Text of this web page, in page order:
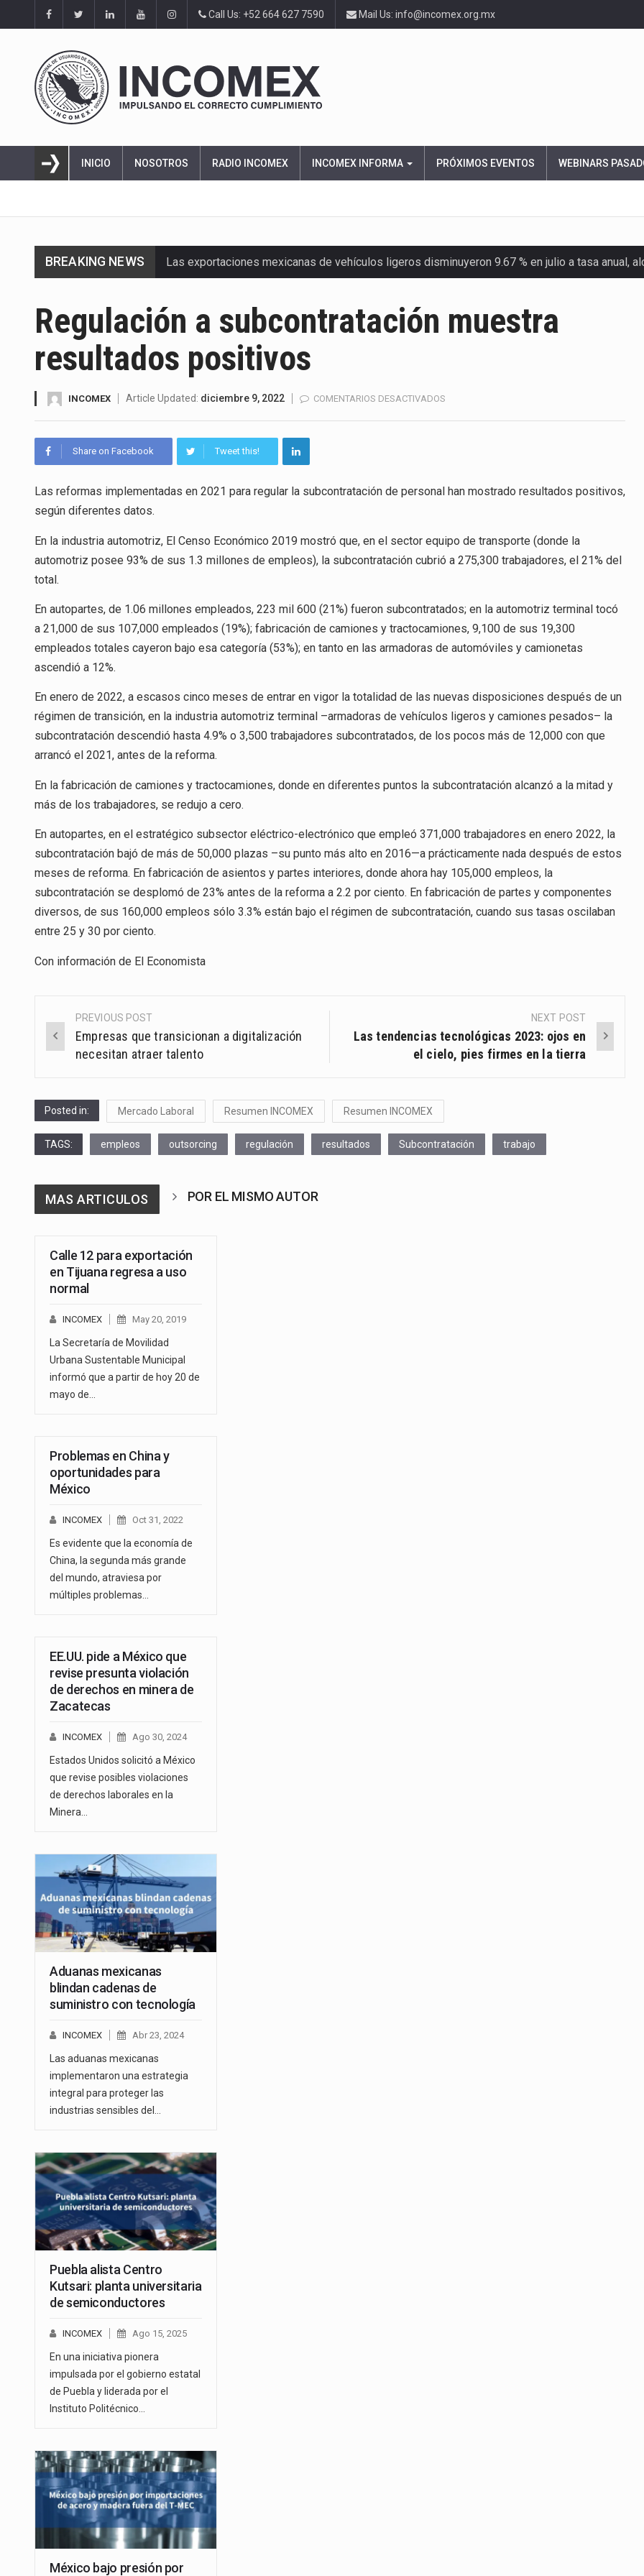
Call Us: +52 664 627 7590 Mail Us: info@incomex.org.mx
INICIO NOSOTROS RADIO INCOMEX INCOMEX INFORMA PRÓXIMOS EVENTOS WEBINARS
BREAKING NEWS Las exportaciones mexicanas de vehículos ligeros disminuyeron 9.67 % en julio a tasa anual,
La Coalition for a Prosperous America (CPA) solicitó al gobierno de Estados Unidos mantener
Solo el 17.8 % de las empresas en México se considera totalmente preparada para la…
Ante la suspensión temporal de las inspecciones sanitarias del Departamento de Agricultura
Los créditos fiscales determinados a empresas IMMEX rara vez nacen de una interpretación
La industria automotriz mexicana concentra más de la mitad de las quejas bajo el Mecanismo…
La inversión fija bruta en México registró un aumento de 1.1% interanual en mayo de…
El Departamento de Agricultura de Estados Unidos (USDA) suspendió el 5 de agosto de 2026…
Regulación a subcontratación muestra
resultados positivos
INCOMEX Article Updated: diciembre 9, 2022 COMENTARIOS DESACTIVADOS
POSITIVOS
Share on Facebook Tweet this!
Las reformas implementadas en 2021 para regular la subcontratación de personal han mostrado resultados positivos,
según diferentes datos.
En la industria automotriz, El Censo Económico 2019 mostró que, en el sector equipo de transporte (donde la
automotriz posee 93% de sus 1.3 millones de empleos), la subcontratación cubrió a 275,300 trabajadores, el 21% del
total.
En autopartes, de 1.06 millones empleados, 223 mil 600 (21%) fueron subcontratados; en la automotriz terminal tocó
a 21,000 de sus 107,000 empleados (19%); fabricación de camiones y tractocamiones, 9,100 de sus 19,300
empleados totales cayeron bajo esa categoría (53%); en tanto en las armadoras de automóviles y camionetas
ascendió a 12%.
En enero de 2022, a escasos cinco meses de entrar en vigor la totalidad de las nuevas disposiciones después de un
régimen de transición, en la industria automotriz terminal –armadoras de vehículos ligeros y camiones pesados– la
subcontratación descendió hasta 4.9% o 3,500 trabajadores subcontratados, de los pocos más de 12,000 con que
arrancó el 2021, antes de la reforma.
En la fabricación de camiones y tractocamiones, donde en diferentes puntos la subcontratación alcanzó a la mitad y
más de los trabajadores, se redujo a cero.
En autopartes, en el estratégico subsector eléctrico-electrónico que empleó 371,000 trabajadores en enero 2022, la
subcontratación bajó de más de 50,000 plazas –su punto más alto en 2016—a prácticamente nada después de estos
meses de reforma. En fabricación de asientos y partes interiores, donde ahora hay 105,000 empleos, la
subcontratación se desplomó de 23% antes de la reforma a 2.2 por ciento. En fabricación de partes y componentes
diversos, de sus 160,000 empleos sólo 3.3% están bajo el régimen de subcontratación, cuando sus tasas oscilaban
entre 25 y 30 por ciento.
Con información de El Economista
Post
navigation
PREVIOUS POST
Empresas que transicionan a digitalización
necesitan atraer talento
NEXT POST
Las tendencias tecnológicas 2023: ojos en
el cielo, pies firmes en la tierra
Posted in: Mercado Laboral Resumen INCOMEX Resumen INCOMEX
TAGS: empleos outsorcing regulación resultados Subcontratación trabajo
MAS ARTICULOS POR EL MISMO AUTOR
Calle 12 para exportación
en Tijuana regresa a uso
normal
INCOMEX May 20, 2019
La Secretaría de Movilidad
Urbana Sustentable Municipal
informó que a partir de hoy 20 de
mayo de…
Problemas en China y
oportunidades para
México
INCOMEX Oct 31, 2022
Es evidente que la economía de
China, la segunda más grande
del mundo, atraviesa por
múltiples problemas…
EE.UU. pide a México que
revise presunta violación
de derechos en minera de
Zacatecas
INCOMEX Ago 30, 2024
Estados Unidos solicitó a México
que revise posibles violaciones
de derechos laborales en la
Minera…
Aduanas mexicanas
blindan cadenas de
suministro con tecnología
INCOMEX Abr 23, 2024
Las aduanas mexicanas
implementaron una estrategia
integral para proteger las
industrias sensibles del…
Puebla alista Centro
Kutsari: planta universitaria
de semiconductores
INCOMEX Ago 15, 2025
En una iniciativa pionera
impulsada por el gobierno estatal
de Puebla y liderada por el
Instituto Politécnico…
México bajo presión por